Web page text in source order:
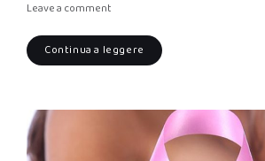
Leave a comment
Continua a leggere